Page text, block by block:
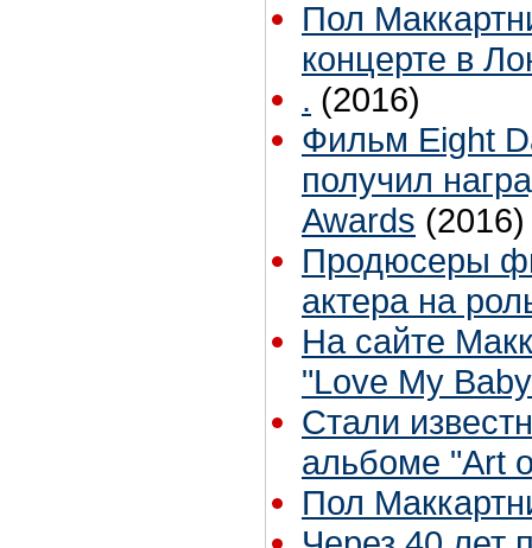
Пол
концерте в
. (2016)
Фильм Eight
получил
Awards (2016)
Продюсеры
актера на
На сайте
"Love My
Стали
альбоме "Art
Пол